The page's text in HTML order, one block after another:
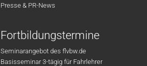
Presse & PR-News
Fortbildungstermine
Seminarangebot des flvbw.de
Basisseminar 3-tägig für Fahrlehrer